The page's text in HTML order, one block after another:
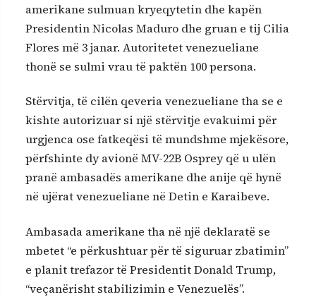
amerikane sulmuan kryeqytetin dhe kapën
Presidentin Nicolas Maduro dhe gruan e tij Cilia
Flores më 3 janar. Autoritetet venezueliane
thonë se sulmi vrau të paktën 100 persona.
Stërvitja, të cilën qeveria venezueliane tha se e
kishte autorizuar si një stërvitje evakuimi për
urgjenca ose fatkeqësi të mundshme mjekësore,
përfshinte dy avionë MV-22B Osprey që u ulën
pranë ambasadës amerikane dhe anije që hynë
në ujërat venezueliane në Detin e Karaibeve.
Ambasada amerikane tha në një deklaratë se
mbetet “e përkushtuar për të siguruar zbatimin”
e planit trefazor të Presidentit Donald Trump,
“veçanërisht stabilizimin e Venezuelës”.